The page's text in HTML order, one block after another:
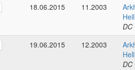
18.06.2015
11.2003
DC
19.06.2015
12.2003
DC